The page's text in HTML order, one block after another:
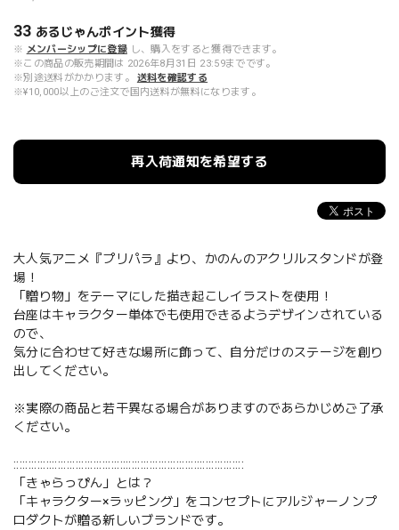
33 あるじゃんポイント獲得
※ メンバーシップに登録 し、購入をすると獲得できます。
※この商品の販売期間は 2026年8月31日 23:59までです。
※別途送料がかかります。
送料を確認する
※¥10,000以上のご注文で国内送料が無料になります。
再入荷通知を希望する
大人気アニメ『プリパラ』より、かのんのアクリルスタンドが登
場！
「贈り物」をテーマにした描き起こしイラストを使用！
台座はキャラクター単体でも使用できるようデザインされている
ので、
気分に合わせて好きな場所に飾って、自分だけのステージを創り
出してください。
※実際の商品と若干異なる場合がありますのであらかじめご了承
ください。
::::::::::::::::::::::::::::::::::::::::::::::::::::::::::::::::::::::::::::::
「きゃらっぴん」とは？
「キャラクター×ラッピング」をコンセプトにアルジャーノンプ
ロダクトが贈る新しいブランドです。